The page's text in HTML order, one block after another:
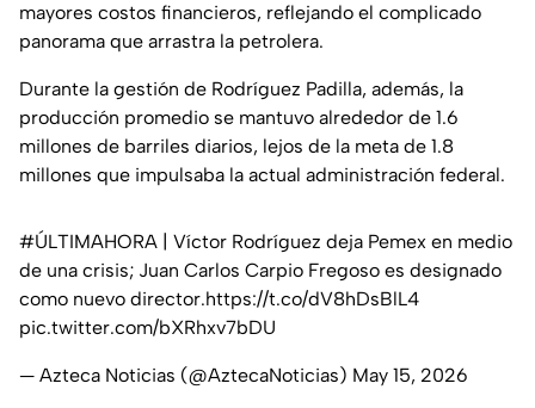
mayores costos financieros, reflejando el complicado
panorama que arrastra la petrolera.
Durante la gestión de Rodríguez Padilla, además, la
producción promedio se mantuvo alrededor de 1.6
millones de barriles diarios, lejos de la meta de 1.8
millones que impulsaba la actual administración federal.
#ÚLTIMAHORA | Víctor Rodríguez deja Pemex en medio
de una crisis; Juan Carlos Carpio Fregoso es designado
como nuevo director.https://t.co/dV8hDsBlL4
pic.twitter.com/bXRhxv7bDU
— Azteca Noticias (@AztecaNoticias) May 15, 2026